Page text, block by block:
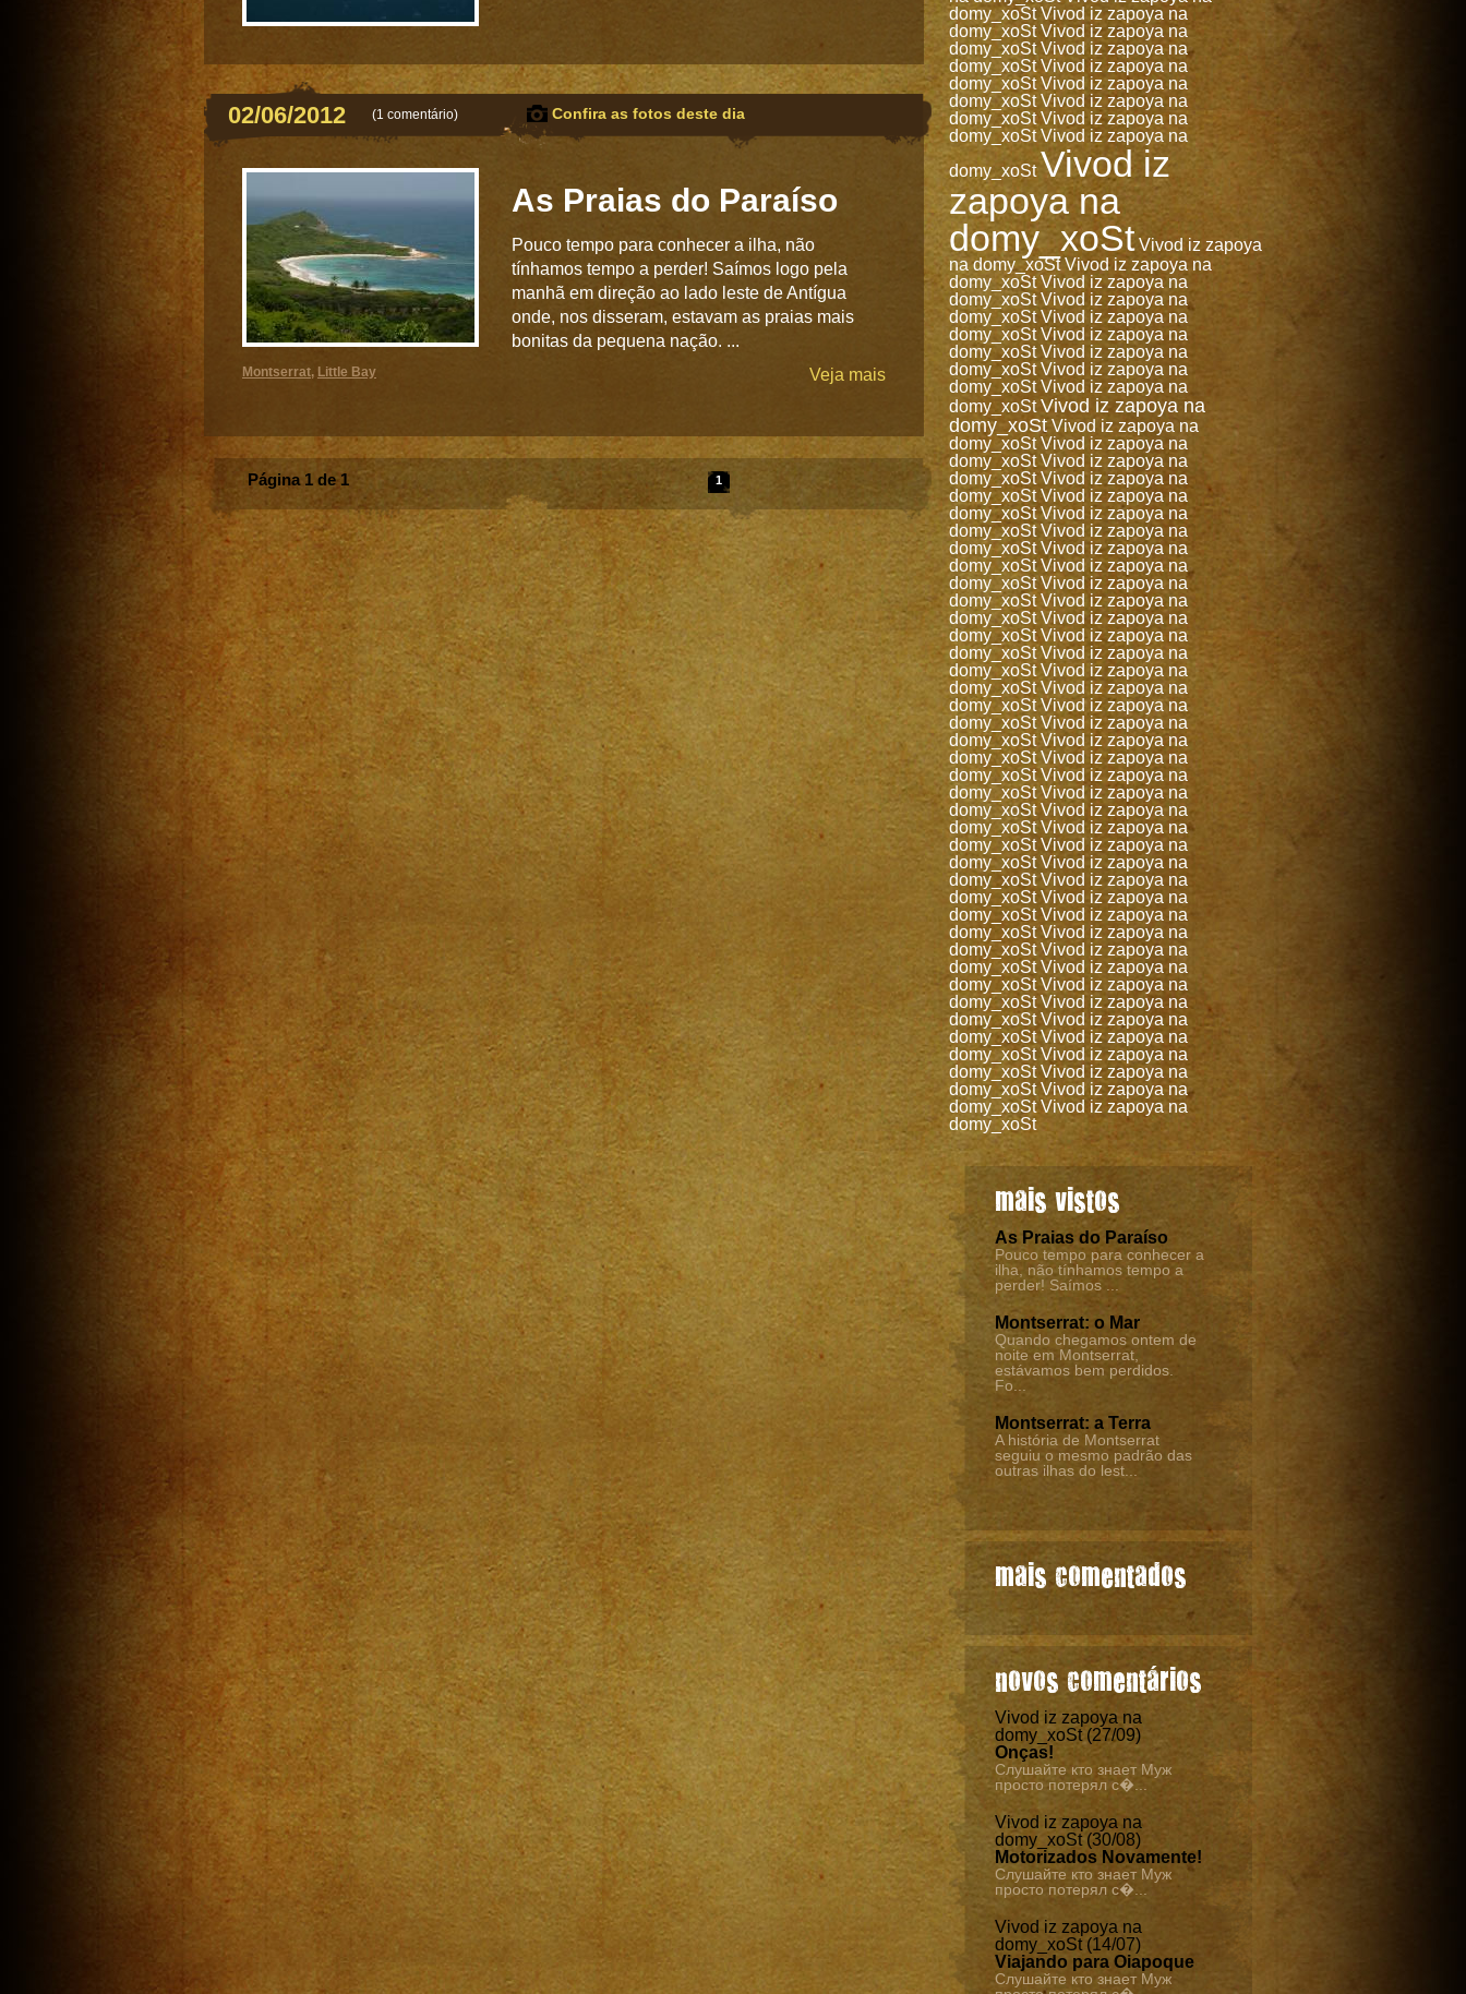
domy_xoSt Vivod iz zapoya na
domy_xoSt Vivod iz zapoya na
domy_xoSt Vivod iz zapoya na
domy_xoSt Vivod iz zapoya na
domy_xoSt Vivod iz zapoya na
domy_xoSt Vivod iz zapoya na
domy_xoSt Vivod iz zapoya na
domy_xoSt Vivod iz zapoya na
domy_xoSt Vivod iz
zapoya na
domy_xoSt Vivod iz zapoya
na domy_xoSt Vivod iz zapoya na
domy_xoSt Vivod iz zapoya na
domy_xoSt Vivod iz zapoya na
domy_xoSt Vivod iz zapoya na
domy_xoSt Vivod iz zapoya na
domy_xoSt Vivod iz zapoya na
domy_xoSt Vivod iz zapoya na
domy_xoSt Vivod iz zapoya na
domy_xoSt Vivod iz zapoya na
domy_xoSt Vivod iz zapoya na
domy_xoSt Vivod iz zapoya na
domy_xoSt Vivod iz zapoya na
domy_xoSt Vivod iz zapoya na
domy_xoSt Vivod iz zapoya na
domy_xoSt Vivod iz zapoya na
domy_xoSt Vivod iz zapoya na
domy_xoSt Vivod iz zapoya na
domy_xoSt Vivod iz zapoya na
domy_xoSt Vivod iz zapoya na
domy_xoSt Vivod iz zapoya na
domy_xoSt Vivod iz zapoya na
domy_xoSt Vivod iz zapoya na
domy_xoSt Vivod iz zapoya na
domy_xoSt Vivod iz zapoya na
domy_xoSt Vivod iz zapoya na
domy_xoSt Vivod iz zapoya na
domy_xoSt Vivod iz zapoya na
domy_xoSt Vivod iz zapoya na
domy_xoSt Vivod iz zapoya na
domy_xoSt Vivod iz zapoya na
domy_xoSt Vivod iz zapoya na
domy_xoSt Vivod iz zapoya na
domy_xoSt Vivod iz zapoya na
domy_xoSt Vivod iz zapoya na
domy_xoSt Vivod iz zapoya na
domy_xoSt Vivod iz zapoya na
domy_xoSt Vivod iz zapoya na
domy_xoSt Vivod iz zapoya na
domy_xoSt Vivod iz zapoya na
domy_xoSt Vivod iz zapoya na
domy_xoSt Vivod iz zapoya na
domy_xoSt Vivod iz zapoya na
domy_xoSt Vivod iz zapoya na
domy_xoSt Vivod iz zapoya na
domy_xoSt Vivod iz zapoya na
domy_xoSt Vivod iz zapoya na
domy_xoSt Vivod iz zapoya na
domy_xoSt Vivod iz zapoya na
domy_xoSt Vivod iz zapoya na
domy_xoSt
mais vistos
As Praias do Paraíso
Pouco tempo para conhecer a
ilha, não tínhamos tempo a
perder! Saímos ...
Montserrat: o Mar
Quando chegamos ontem de
noite em Montserrat,
estávamos bem perdidos.
Fo...
Montserrat: a Terra
A história de Montserrat
seguiu o mesmo padrão das
outras ilhas do lest...
mais comentados
novos comentários
Vivod iz zapoya na
domy_xoSt (27/09)
Onças!
Слушайте кто знает Муж
просто потерял с�...
Vivod iz zapoya na
domy_xoSt (30/08)
Motorizados Novamente!
Слушайте кто знает Муж
просто потерял с�...
Vivod iz zapoya na
domy_xoSt (14/07)
Viajando para Oiapoque
Слушайте кто знает Муж
02/06/2012 (1 comentário) Confira as fotos deste dia
As Praias do Paraíso
Pouco tempo para conhecer a ilha, não
tínhamos tempo a perder! Saímos logo pela
manhã em direção ao lado leste de Antígua
onde, nos disseram, estavam as praias mais
bonitas da pequena nação. ...
Veja mais
Montserrat, Little Bay
1
Página 1 de 1